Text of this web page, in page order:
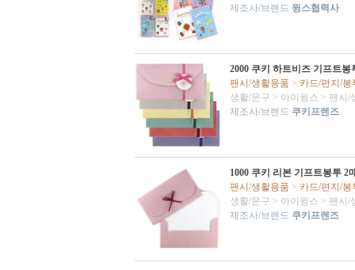
제조사/브렌드 윙스협력사
2000 쿠키 하트비즈 기프트
팬시/생활용품 > 카드/편지/봉
생활/문구 > 아이윙스 > 팬시/
제조사/브렌드 쿠키프렌즈
1000 쿠키 리본 기프트봉투 2
팬시/생활용품 > 카드/편지/봉
생활/문구 > 아이윙스 > 팬시/
제조사/브렌드 쿠키프렌즈